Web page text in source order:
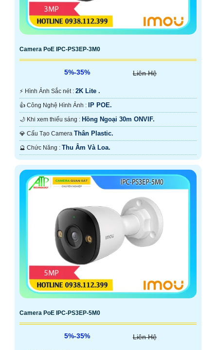
Camera PoE IPC-PS3EP-3M0
5%-35% Liên Hệ
️⚡ Hình Ảnh Sắc nét : 2K Lite .
👍 Công Nghệ Hình Ảnh : IP POE.
🌙 Khi xem thiếu sáng : Hồng Ngoại 30m ONVIF.
💎 Cấu Tạo Camera Thân Plastic.
️🔮 Chức Năng : Thu Âm Và Loa.
Camera PoE IPC-PS3EP-5M0
5%-35% Liên Hệ